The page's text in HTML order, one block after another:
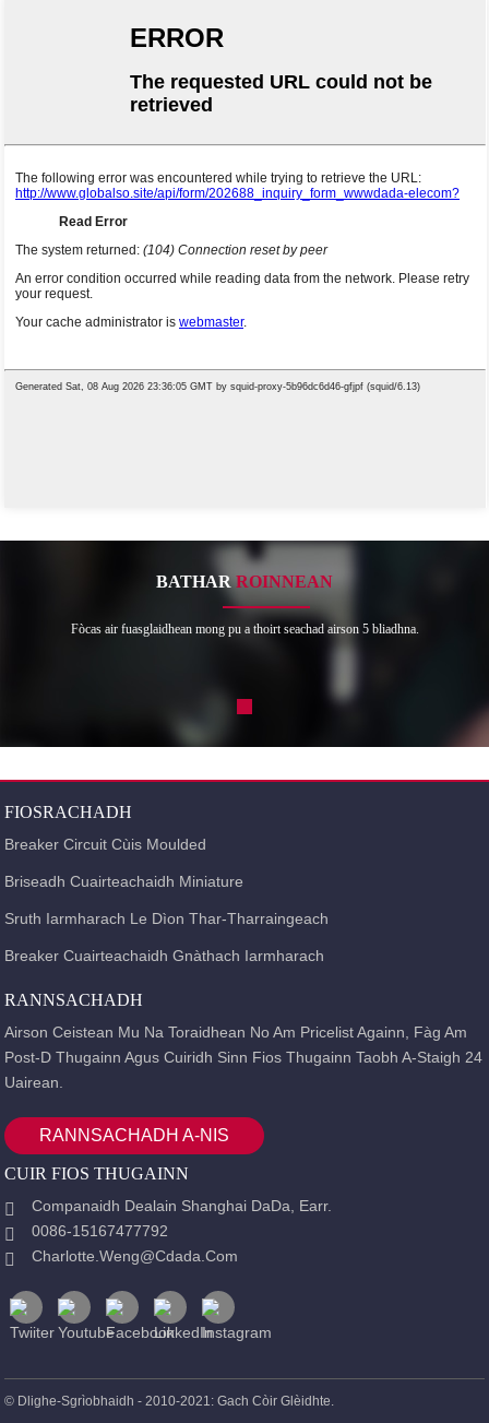
BATHAR ROINNEAN
Fòcas air fuasglaidhean mong pu a thoirt seachad airson 5 bliadhna.
FIOSRACHADH
Breaker Circuit Cùis Moulded
Briseadh Cuairteachaidh Miniature
Sruth Iarmharach Le Dìon Thar-Tharraingeach
Breaker Cuairteachaidh Gnàthach Iarmharach
RANNSACHADH
Airson Ceistean Mu Na Toraidhean No Am Pricelist Againn, Fàg Am
Post-D Thugainn Agus Cuiridh Sinn Fios Thugainn Taobh A-Staigh 24
Uairean.
RANNSACHADH A-NIS
CUIR FIOS THUGAINN
Companaidh Dealain Shanghai DaDa, Earr.
0086-15167477792
Charlotte.weng@cdada.com
© Dlighe-Sgrìobhaidh - 2010-2021: Gach Còir Glèidhte.